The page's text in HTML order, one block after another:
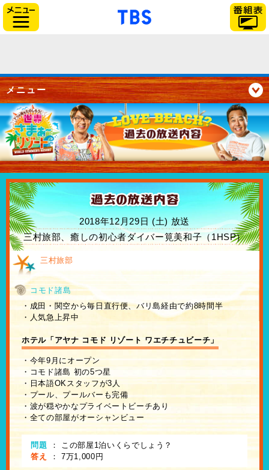
「TBSテレビ」トップページ
メニュー
2018年12月29日 (土) 放送
三村旅部、癒しの初心者ダイバー筧美和子（1HSP）
三村旅部
コモド諸島
・成田・関空から毎日直行便、バリ島経由で約8時間半
・人気急上昇中
ホテル「アヤナ コモド リゾート ワエチチュビーチ」
・今年9月にオープン
・コモド諸島 初の5つ星
・日本語OKスタッフが3人
・プール、プールバーも完備
・波が穏やかなプライベートビーチあり
・全ての部屋がオーシャンビュー
問題 ： この部屋1泊いくらでしょう？
答え
： 7万1,000円